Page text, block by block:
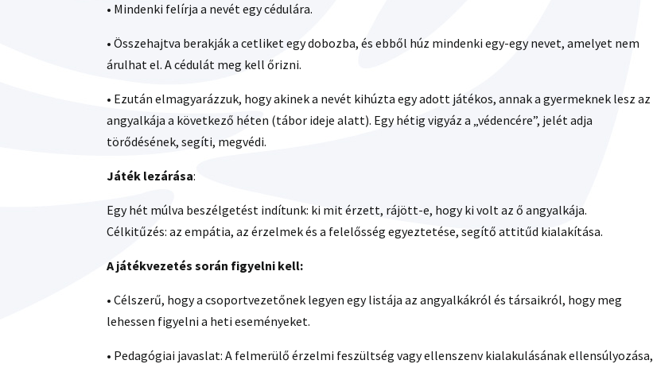
• Mindenki felírja a nevét egy cédulára.
• Összehajtva berakják a cetliket egy dobozba, és ebből húz mindenki egy-egy nevet, amelyet nem
árulhat el. A cédulát meg kell őrizni.
• Ezután elmagyarázzuk, hogy akinek a nevét kihúzta egy adott játékos, annak a gyermeknek lesz az
angyalkája a következő héten (tábor ideje alatt). Egy hétig vigyáz a „védencére”, jelét adja
törődésének, segíti, megvédi.
Játék lezárása:
Egy hét múlva beszélgetést indítunk: ki mit érzett, rájött-e, hogy ki volt az ő angyalkája.
Célkitűzés: az empátia, az érzelmek és a felelősség egyeztetése, segítő attitűd kialakítása.
A játékvezetés során figyelni kell:
• Célszerű, hogy a csoportvezetőnek legyen egy listája az angyalkákról és társaikról, hogy meg
lehessen figyelni a heti eseményeket.
• Pedagógiai javaslat: A felmerülő érzelmi feszültség vagy ellenszenv kialakulásának ellensúlyozása,